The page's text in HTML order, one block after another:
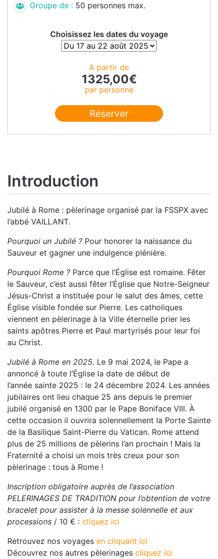
Groupe de : 50 personnes max.
Choisissez les dates du voyage
A partir de
1325,00€
par personne
Réserver
Introduction
Jubilé à Rome : pèlerinage organisé par la FSSPX avec
l’abbé VAILLANT.
Pourquoi un Jubilé ? Pour honorer la naissance du
Sauveur et gagner une indulgence plénière.
Pourquoi Rome ? Parce que l’Église est romaine. Fêter
le Sauveur, c’est aussi fêter l’Église que Notre-Seigneur
Jésus-Christ a instituée pour le salut des âmes, cette
Église visible fondée sur Pierre. Les catholiques
viennent en pèlerinage à la Ville éternelle prier les
saints apôtres Pierre et Paul martyrisés pour leur foi
au Christ.
Jubilé à Rome en 2025. Le 9 mai 2024, le Pape a
annoncé à toute l’Église la date de début de
l’année sainte 2025 : le 24 décembre 2024. Les années
jubilaires ont lieu chaque 25 ans depuis le premier
jubilé organisé en 1300 par le Pape Boniface VIII. À
cette occasion il ouvrira solennellement la Porte Sainte
de la Basilique Saint-Pierre du Vatican. Rome attend
plus de 25 millions de pèlerins l’an prochain ! Mais la
Fraternité a choisi un mois très creux pour son
pèlerinage : tous à Rome !
Inscription obligatoire auprès de l’association
PELERINAGES DE TRADITION pour l’obtention de votre
bracelet pour assister à la messe solennelle et aux
processions / 10 € : cliquez ici
Retrouvez nos voyages en cliquant ici
Découvrez nos autres pèlerinages cliquez ici